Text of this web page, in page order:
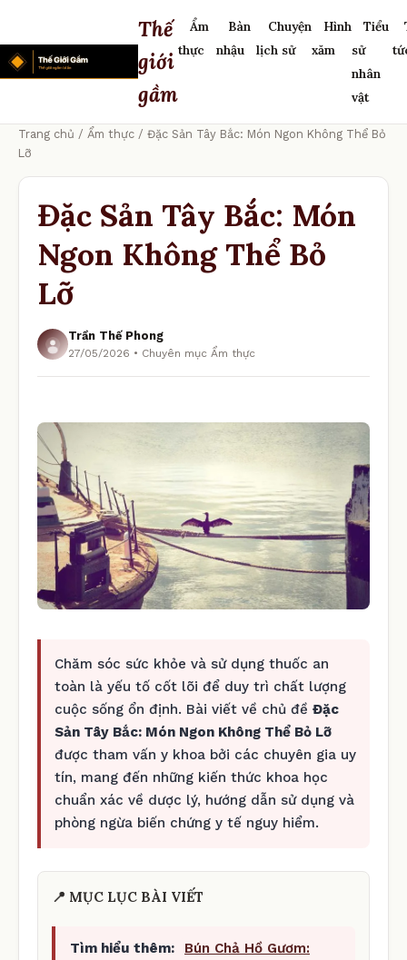
Thế
giới
gầm
Ẩm
thực
Bàn
nhậu
Chuyện
lịch sử
Hình
xăm
Tiểu
sử
nhân
vật
Trang chủ / Ẩm thực / Đặc Sản Tây Bắc: Món Ngon Không Thể Bỏ
Lỡ
Đặc Sản Tây Bắc: Món
Ngon Không Thể Bỏ
Lỡ
Trần Thế Phong
27/05/2026 • Chuyên mục Ẩm thực
Chăm sóc sức khỏe và sử dụng thuốc an
toàn là yếu tố cốt lõi để duy trì chất lượng
cuộc sống ổn định. Bài viết về chủ đề Đặc
Sản Tây Bắc: Món Ngon Không Thể Bỏ Lỡ
được tham vấn y khoa bởi các chuyên gia uy
tín, mang đến những kiến thức khoa học
chuẩn xác về dược lý, hướng dẫn sử dụng và
phòng ngừa biến chứng y tế nguy hiểm.
📍 MỤC LỤC BÀI VIẾT
Tìm hiểu thêm:
Bún Chả Hồ Gươm: